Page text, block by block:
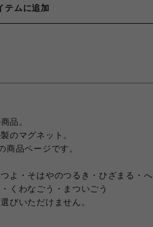
テムに追加
品。
のマグネット。
商品ページです。
よ・そはやのつるき・ひざまる・へ
くわなごう・まついごう
びいただけません。